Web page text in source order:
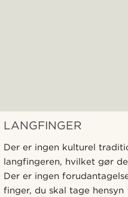
LANGFINGER
Der er ingen kulturel
langfingeren, hvilket gør
Der er ingen
finger, du skal tage